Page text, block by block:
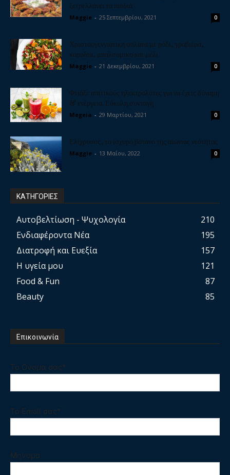
ξετρελλάνει τα παιδιά
Maggie - 25 Σεπτεμβρίου, 2021 0
Χριστουγεννιάτικη σαλάτα με ρόδι, γραβιέρα,
καρύδια, μπαλσάμικο και μέλι
Maggie - 21 Δεκεμβρίου, 2021 0
Φτιάξε σπιτικούς ηλεκτρολύτες για να έχεις δύναμη
& ενέργεια. Εύκολη συνταγή
Megeia - 29 Μαρτίου, 2021 0
Ελίχρυσος, το ισχυρό βότανο της αιώνιας νεότητας
Maggie - 13 Μαΐου, 2022 0
ΚΑΤΗΓΟΡΙΕΣ
Αυτοβελτίωση - Ψυχολογία
210
Ενδιαφέροντα Νέα
195
Διατροφή και Ευεξία
157
Η υγεία μου
121
Food & Fun
87
Beauty
85
Επικοινωνία
Το Ονομα σας*
Το Email σας*
Μηνυμα